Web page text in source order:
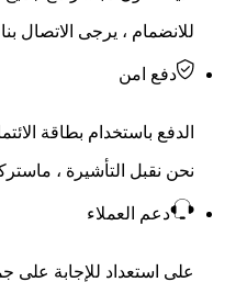
للانضمام ، يرجى الاتصال
دفع امن
الدفع باستخدام بطاقة
نحن نقبل التأشيرة ،
دعم العملاء
على استعداد للإجابة على